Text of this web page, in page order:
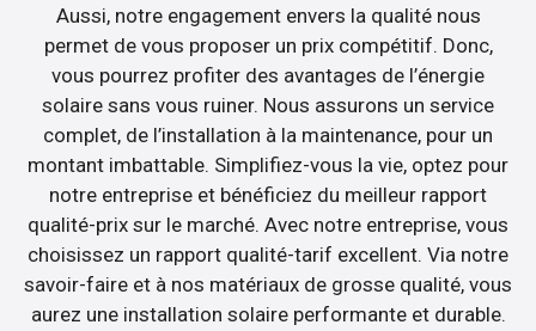
Aussi, notre engagement envers la qualité nous
permet de vous proposer un prix compétitif. Donc,
vous pourrez profiter des avantages de l’énergie
solaire sans vous ruiner. Nous assurons un service
complet, de l’installation à la maintenance, pour un
montant imbattable. Simplifiez-vous la vie, optez pour
notre entreprise et bénéficiez du meilleur rapport
qualité-prix sur le marché. Avec notre entreprise, vous
choisissez un rapport qualité-tarif excellent. Via notre
savoir-faire et à nos matériaux de grosse qualité, vous
aurez une installation solaire performante et durable.